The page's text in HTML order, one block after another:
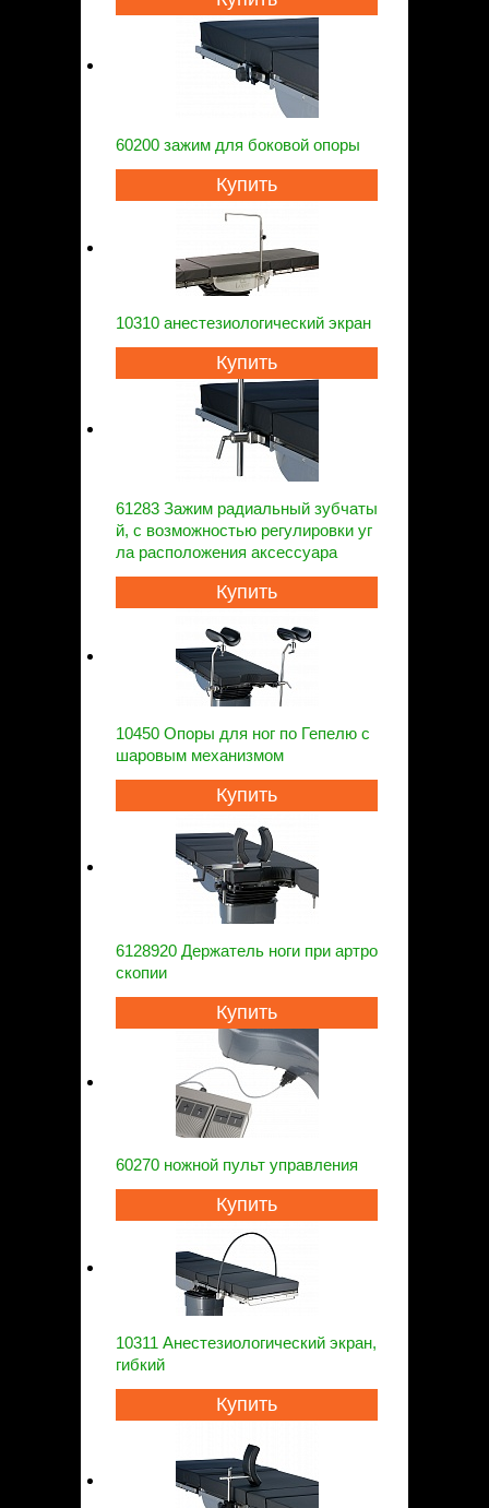
60200 зажим для боковой опоры
Купить
10310 анестезиологический экран
Купить
61283 Зажим радиальный зубчаты
й, с возможностью регулировки уг
ла расположения аксессуара
Купить
10450 Опоры для ног по Гепелю с
шаровым механизмом
Купить
6128920 Держатель ноги при артро
скопии
Купить
60270 ножной пульт управления
Купить
10311 Анестезиологический экран,
гибкий
Купить